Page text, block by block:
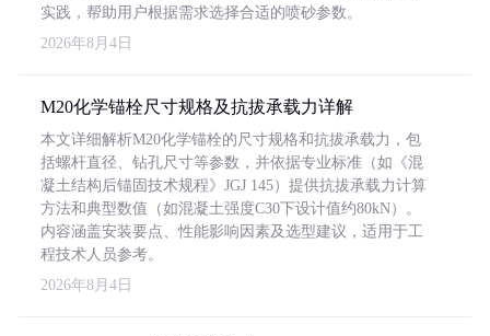
实践，帮助用户根据需求选择合适的喷砂参数。
2026年8月4日
M20化学锚栓尺寸规格及抗拔承载力详解
本文详细解析M20化学锚栓的尺寸规格和抗拔承载力，包
括螺杆直径、钻孔尺寸等参数，并依据专业标准（如《混
凝土结构后锚固技术规程》JGJ 145）提供抗拔承载力计算
方法和典型数值（如混凝土强度C30下设计值约80kN）。
内容涵盖安装要点、性能影响因素及选型建议，适用于工
程技术人员参考。
2026年8月4日